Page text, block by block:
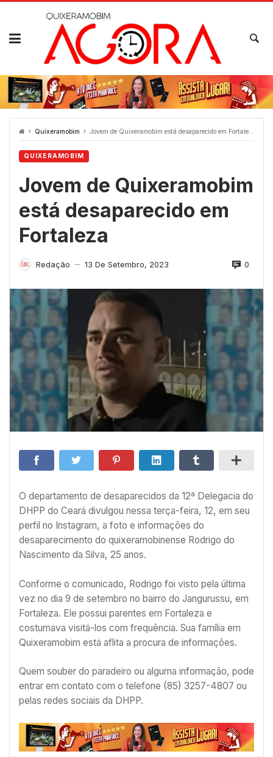
Skip
Quixeramobim Jovem de Quixeramobim está desaparecido em Fortaleza
QUIXERAMOBIM
Jovem de Quixeramobim
está desaparecido em
Fortaleza
Redação — 13 De Setembro, 2023 0
O departamento de desaparecidos da 12ª Delegacia do
DHPP do Ceará divulgou nessa terça-feira, 12, em seu
perfil no Instagram, a foto e informações do
desaparecimento do quixeramobinense Rodrigo do
Nascimento da Silva, 25 anos.
Conforme o comunicado, Rodrigo foi visto pela última
vez no dia 9 de setembro no bairro do Jangurussu, em
Fortaleza. Ele possui parentes em Fortaleza e
costumava visitá-los com frequência. Sua família em
Quixeramobim está aflita a procura de informações.
Quem souber do paradeiro ou alguma informação, pode
entrar em contato com o telefone (85) 3257-4807 ou
pelas redes sociais da DHPP.